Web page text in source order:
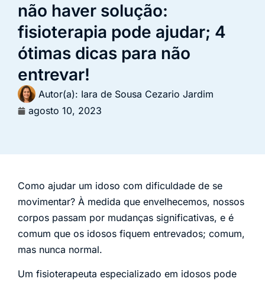
não haver solução:
fisioterapia pode ajudar; 4
ótimas dicas para não
entrevar!
Autor(a): Iara de Sousa Cezario Jardim
agosto 10, 2023
Como ajudar um idoso com dificuldade de se
movimentar? À medida que envelhecemos, nossos
corpos passam por mudanças significativas, e é
comum que os idosos fiquem entrevados; comum,
mas nunca normal.
Um fisioterapeuta especializado em idosos pode